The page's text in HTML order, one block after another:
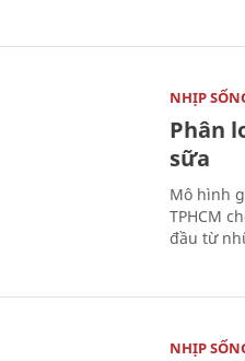
NHỊP
Phân
sữa
Mô hình
TPHCM
đầu từ
NHỊP